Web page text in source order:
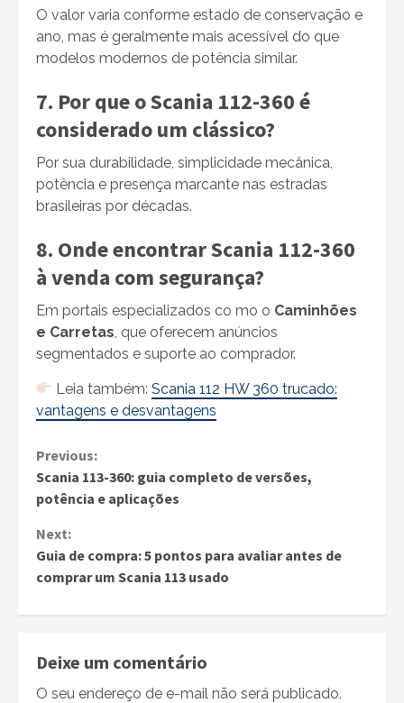
O valor varia conforme estado de conservação e
ano, mas é geralmente mais acessível do que
modelos modernos de potência similar.
7. Por que o Scania 112-360 é
considerado um clássico?
Por sua durabilidade, simplicidade mecânica,
potência e presença marcante nas estradas
brasileiras por décadas.
8. Onde encontrar Scania 112-360
à venda com segurança?
Em portais especializados co mo o Caminhões
e Carretas, que oferecem anúncios
segmentados e suporte ao comprador.
Leia também:Scania 112 HW 360 trucado:
vantagens e desvantagens
Continue
Reading
Previous:
Scania 113-360: guia completo de versões,
potência e aplicações
Next:
Guia de compra: 5 pontos para avaliar antes de
comprar um Scania 113 usado
Deixe um comentário
O seu endereço de e-mail não será publicado.